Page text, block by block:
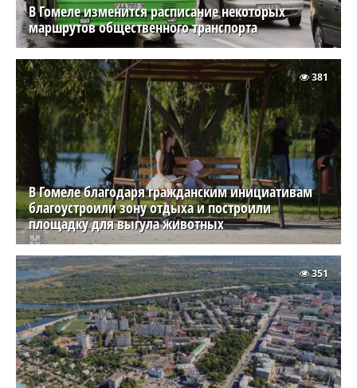
В Гомеле изменится расписание некоторых
маршрутов общественного транспорта
В Гомеле благодаря гражданским инициативам
благоустроили зону отдыха и построили
площадку для выгула животных
381
351